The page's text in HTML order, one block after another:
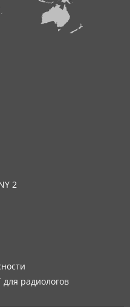
2
радиологов